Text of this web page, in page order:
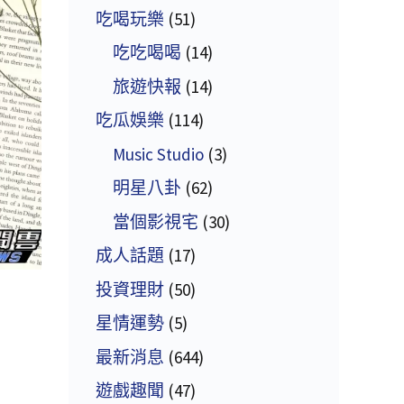
吃喝玩樂 (51)
吃吃喝喝 (14)
旅遊快報 (14)
吃瓜娛樂 (114)
Music Studio (3)
明星八卦 (62)
當個影視宅 (30)
成人話題 (17)
投資理財 (50)
星情運勢 (5)
最新消息 (644)
遊戲趣聞 (47)